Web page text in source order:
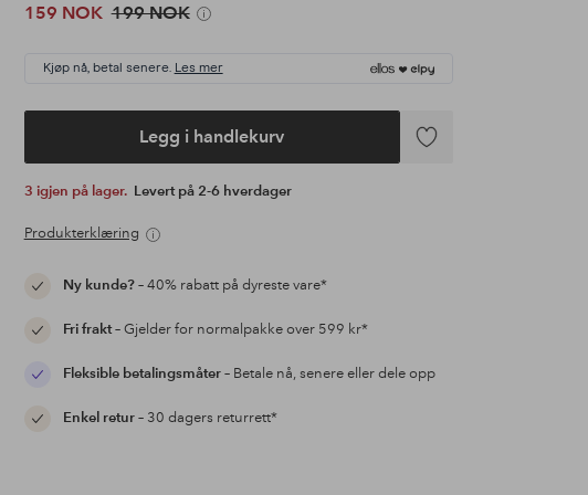
159 NOK 199 NOK
Kjøp nå, betal senere. Les mer
Legg i handlekurv
Legg
3 igjen på lager. Levert på 2-6 hverdager
Produkterklæring
Ny kunde?– 40% rabatt på dyreste vare*
Fri frakt– Gjelder for normalpakke over 599 kr*
Fleksible betalingsmåter– Betale nå, senere eller dele opp
Enkel retur– 30 dagers returrett*